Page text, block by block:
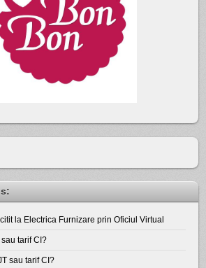
la Electrica Furnizare prin Oficiul Virtual
tarif CI?
sau tarif CI?